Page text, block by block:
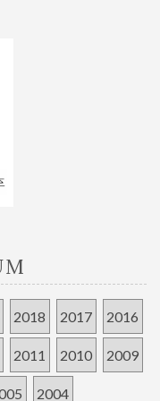
węzłem miłości,
wskażą jak
budynku głównym
roku zapraszamy na
2018 2017 2016
2011 2010 2009
2004